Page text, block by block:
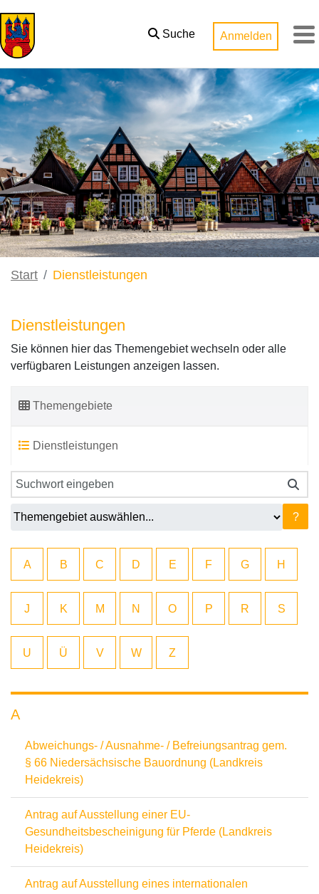
Zum Hauptinhalt springen
Suche
Anmelden
Start Dienstleistungen
Dienstleistungen
Sie können hier das Themengebiet wechseln oder alle
verfügbaren Leistungen anzeigen lassen.
Themengebiete
Dienstleistungen
?
A B C D E F G H
J K M N O P R S
U Ü V W Z
A
Abweichungs- / Ausnahme- / Befreiungsantrag gem.
§ 66 Niedersächsische Bauordnung (Landkreis
Heidekreis)
Antrag auf Ausstellung einer EU-
Gesundheitsbescheinigung für Pferde (Landkreis
Heidekreis)
Antrag auf Ausstellung eines internationalen